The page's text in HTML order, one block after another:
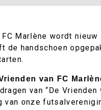
Marlène wordt
handschoen
van FC
van “De
van onze